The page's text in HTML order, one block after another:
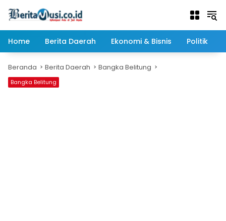
Home
Berita Daerah Ekonomi & Bisnis Politik
Beranda Berita Daerah Bangka Belitung
Bangka Belitung